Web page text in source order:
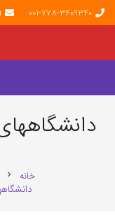
001-778-3409340
خانه chevron_right